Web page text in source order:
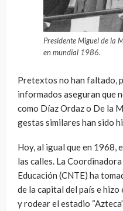
Presidente Miguel de la
en mundial 1986.
Pretextos no han faltado,
informados aseguran que
como Díaz Ordaz o De la
gestas similares han sido
Hoy, al igual que en 1968,
las calles. La
Educación (CNTE) ha
de la capital del país e
y rodear el estadio